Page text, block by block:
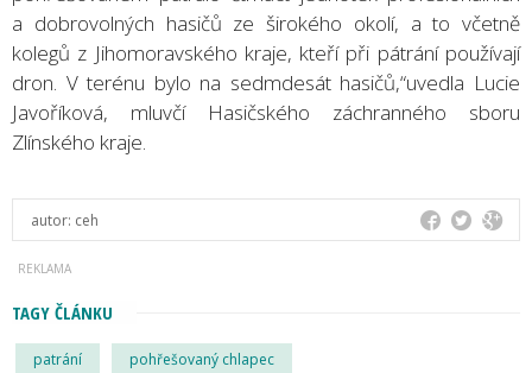
a dobrovolných hasičů ze širokého okolí, a to včetně
kolegů z Jihomoravského kraje, kteří při pátrání používají
dron. V terénu bylo na sedmdesát hasičů,“uvedla Lucie
Javoříková, mluvčí Hasičského záchranného sboru
Zlínského kraje.
autor: ceh
TAGY ČLÁNKU
patrání pohřešovaný chlapec